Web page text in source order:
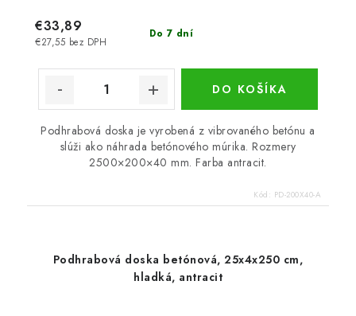
Do 7 dní
€27,55 bez DPH
€33,89
DO KOŠÍKA
Podhrabová doska je vyrobená z vibrovaného betónu a
slúži ako náhrada betónového múrika. Rozmery
2500×200×40 mm. Farba antracit.
Kód: PD-200X40-A
Podhrabová doska betónová, 25x4x250 cm,
hladká, antracit